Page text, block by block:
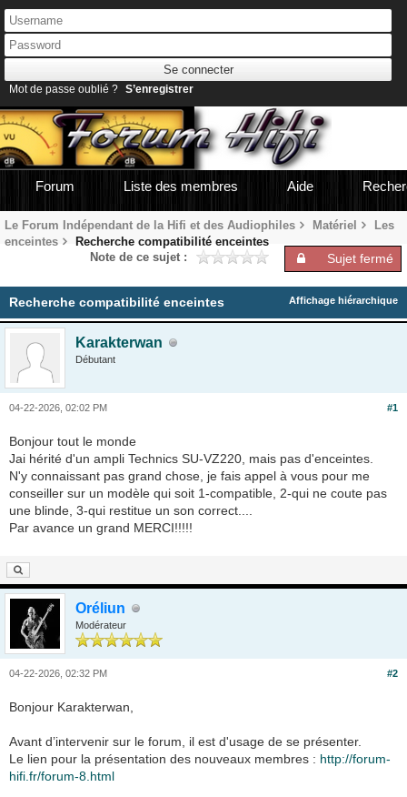
Mot de passe oublié ? S’enregistrer
Forum Liste des membres Aide
Le Forum Indépendant de la Hifi et des Audiophiles Matériel
Les
enceintes
Recherche compatibilité enceintes
Sujet fermé
Note de ce sujet :
Affichage hiérarchique
Recherche compatibilité enceintes
Karakterwan
Débutant
#1
04-22-2026, 02:02 PM
Bonjour tout le monde
Jai hérité d'un ampli Technics SU-VZ220, mais pas d'enceintes.
N'y connaissant pas grand chose, je fais appel à vous pour me
conseiller sur un modèle qui soit 1-compatible, 2-qui ne coute pas
une blinde, 3-qui restitue un son correct....
Par avance un grand MERCI!!!!!
Oréliun
Modérateur
#2
04-22-2026, 02:32 PM
Bonjour Karakterwan,
Avant d’intervenir sur le forum, il est d'usage de se présenter.
Le lien pour la présentation des nouveaux membres : http://forum-
hifi.fr/forum-8.html